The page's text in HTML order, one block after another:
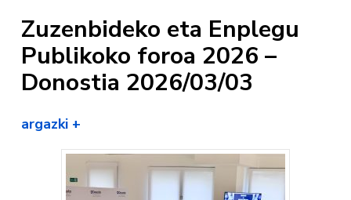
Zuzenbideko eta Enplegu
Publikoko foroa 2026 –
Donostia 2026/03/03
argazki +